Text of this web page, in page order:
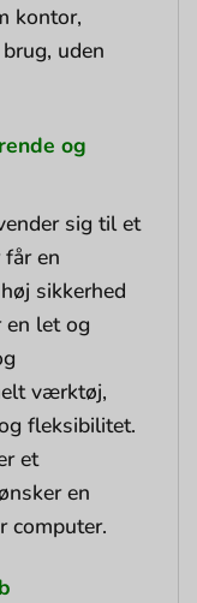
kontor,
uden
og
sig til et
en
sikkerhed
en let og
værktøj,
fleksibilitet.
et
en
computer.